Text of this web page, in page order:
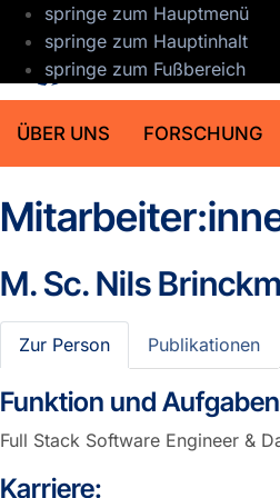
springe zum Hauptmenü
springe zum Hauptinhalt
springe zum Fußbereich
ÜBER UNS FORSCHUNG
M. Sc.Nils
Zur Person Publikationen
Funktion und
Full Stack Software Engineer &
Karriere: